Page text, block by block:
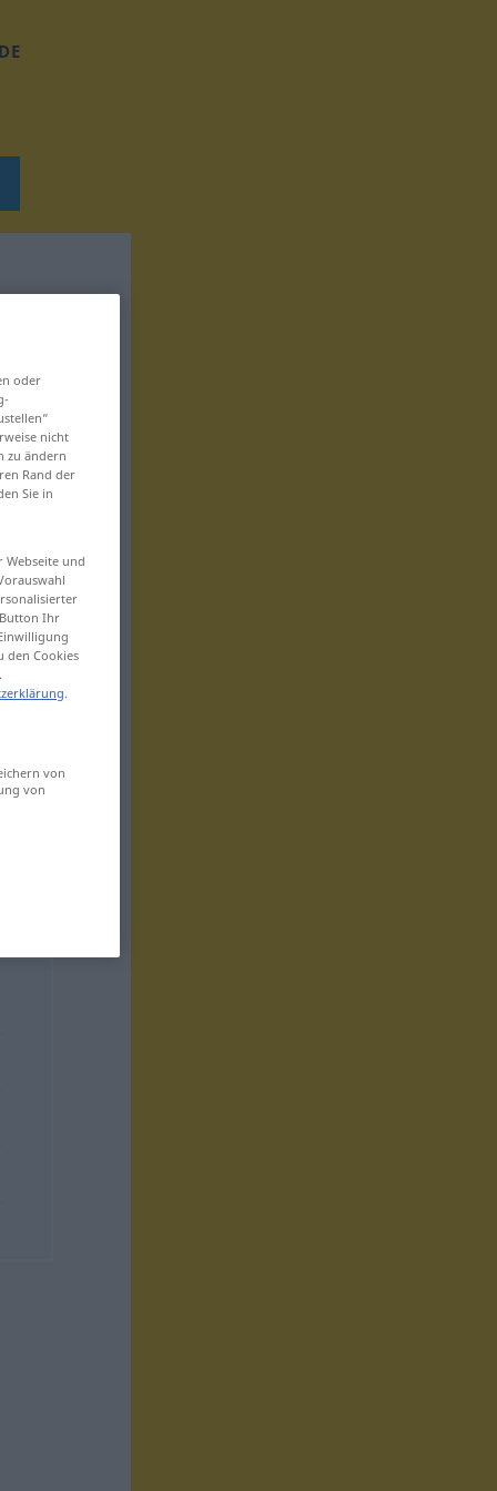
oder
nicht
zu ändern
Rand der
Sie in
und
Ihr
den Cookies
.
von
von